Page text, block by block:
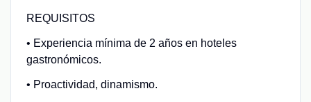
REQUISITOS
• Experiencia mínima de 2 años en hoteles
gastronómicos.
• Proactividad, dinamismo.